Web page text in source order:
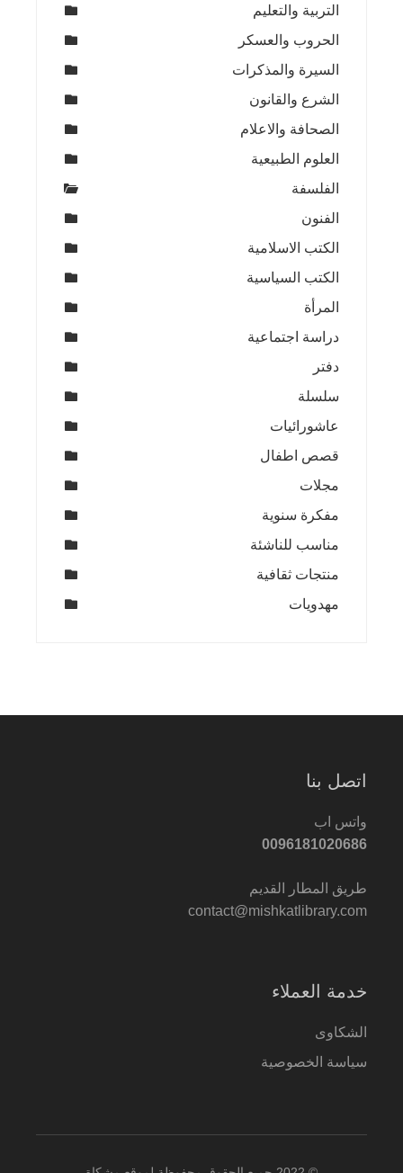
التربية والتعليم
الحروب والعسكر
السيرة والمذكرات
الشرع والقانون
الصحافة والاعلام
العلوم الطبيعية
الفلسفة
الفنون
الكتب الاسلامية
الكتب السياسية
المرأة
دراسة اجتماعية
دفتر
سلسلة
عاشورائيات
قصص اطفال
مجلات
مفكرة سنوية
مناسب للناشئة
منتجات ثقافية
مهدويات
اتصل بنا
واتس اب
0096181020686
طريق المطار القديم
contact@mishkatlibrary.com
خدمة العملاء
الشكاوى
سياسة الخصوصية